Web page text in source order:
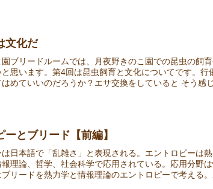
文化だ
園ブリードルームでは、月夜野きのこ園での昆虫の飼
と思います。第4回は昆虫飼育と文化についてです。
めていいのだろうか？エサ交換をしていると そう感じ
ーとブリード【前編】
日本語で「乱雑さ」と表現される。エントロピーは
理論、哲学、社会科学で応用されている。応用分野
リードを熱力学と情報理論のエントロピーで考える